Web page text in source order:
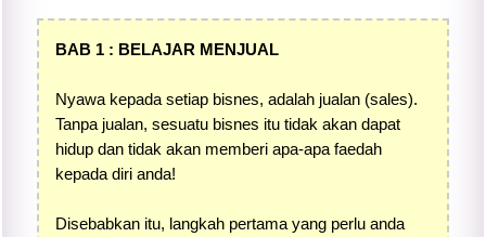
BAB 1 : BELAJAR MENJUAL
Nyawa kepada setiap bisnes, adalah jualan (sales).
Tanpa jualan, sesuatu bisnes itu tidak akan dapat
hidup dan tidak akan memberi apa-apa faedah
kepada diri anda!
Disebabkan itu, langkah pertama yang perlu anda